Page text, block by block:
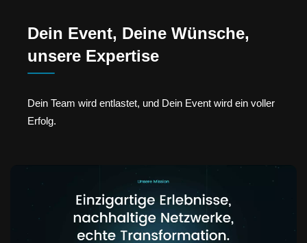
Dein Event, Deine Wünsche,
unsere Expertise
Dein Team wird entlastet, und Dein Event wird ein voller
Erfolg.